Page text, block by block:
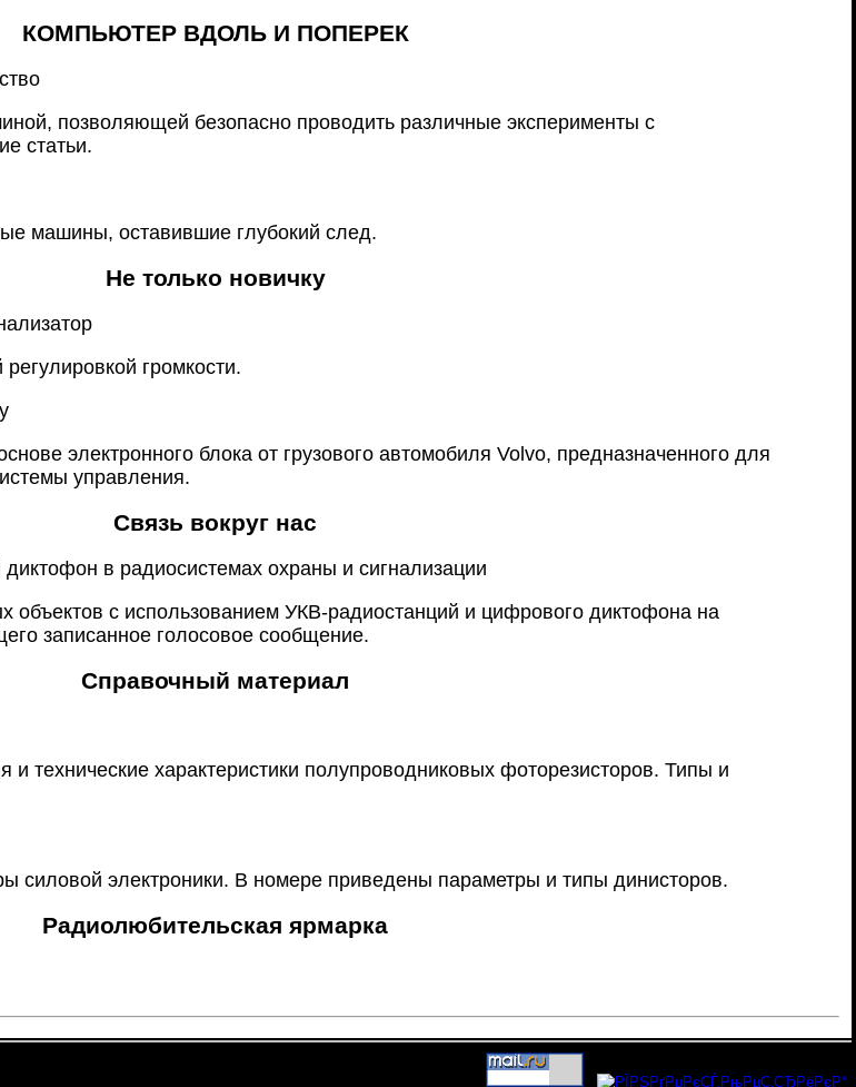
КОМПЬЮТЕР ВДОЛЬ И ПОПЕРЕК
позволяющей безопасно проводить различные эксперименты с
статьи.
машины, оставившие глубокий след.
Не только новичку
громкости.
электронного блока от грузового автомобиля Volvo, предназначенного для
управления.
Связь вокруг нас
в радиосистемах охраны и сигнализации
объектов с использованием УКВ-радиостанций и цифрового диктофона на
записанное голосовое сообщение.
Справочный материал
технические характеристики полупроводниковых фоторезисторов. Типы и
силовой электроники. В номере приведены параметры и типы динисторов.
Радиолюбительская ярмарка